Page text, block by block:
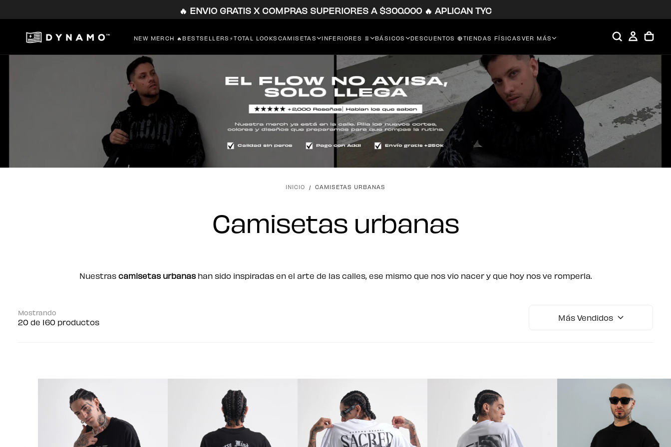
🔥 ENVIO GRATIS X COMPRAS SUPERIORES A $300.000 🔥 APLICAN TYC
CONTENIDO
NEW MERCH 🔥BESTSELLERS⚡TOTAL LOOKSCAMISETAS INFERIORES 👖 BÁSICOS DESCUENTOS 🔴TIENDAS FÍSICASVER MÁS
INICIO / CAMISETAS URBANAS
Camisetas urbanas
Nuestrascamisetas urbanas han sido inspiradas en el arte de las calles, ese mismo que nos vio nacer y que hoy nos ve romperla.
Más Vendidos
Mostrando
20de 160 productos